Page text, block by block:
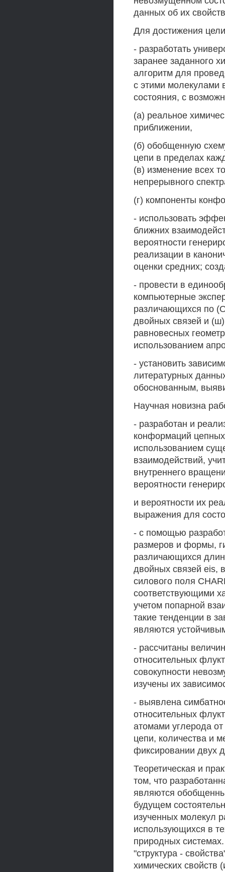
данных об их
Для достижения
- разработать
заранее заданного
алгоритм для
с этими молекулами
состояния, с
(а) реальное
приближении,
(б) обобщенную
цепи в пределах
(в) изменение всех
непрерывного
(г) компоненты
- использовать
ближних
вероятности
реализации в
оценки средних;
- провести в
компьютерные
различающихся по
двойных связей и
равновесных
использованием
- установить
литературных
обоснованным,
Научная новизна
- разработан и
конформаций
использованием
взаимодействий,
внутреннего
вероятности
и вероятности их
выражения для
- с помощью
размеров и формы,
различающихся
двойных связей eis,
силового поля
соответствующими
учетом попарной
такие тенденции в
являются
- рассчитаны
относительных
совокупности
изучены их
- выявлена
относительных
атомами углерода
цепи, количества и
фиксировании двух
Теоретическая и
том, что
являются
будущем
изученных молекул
использующихся в
природных
"структура -
химических свойств